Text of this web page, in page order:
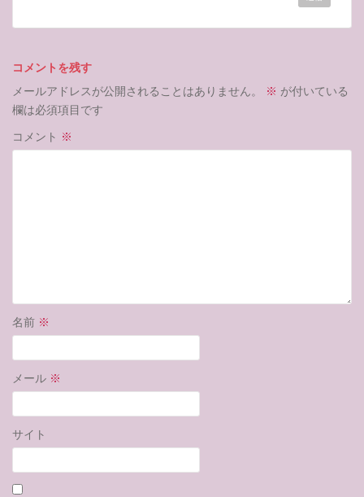
コメントを残す
メールアドレスが公開されることはありません。
※ が付いている
欄は必須項目です
コメント ※
名前 ※
メール ※
サイト